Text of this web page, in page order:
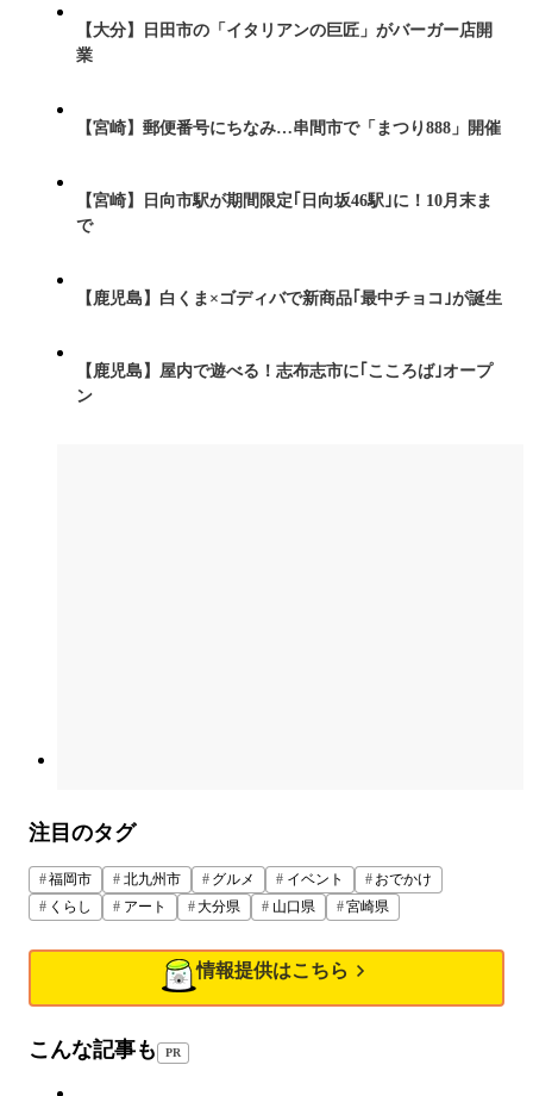
【大分】日田市の「イタリアンの巨匠」がバーガー店開
業
【宮崎】郵便番号にちなみ…串間市で「まつり888」開催
【宮崎】日向市駅が期間限定｢日向坂46駅｣に！10月末ま
で
【鹿児島】白くま×ゴディバで新商品｢最中チョコ｣が誕生
【鹿児島】屋内で遊べる！志布志市に｢こころば｣オープ
ン
注目のタグ
福岡市 北九州市 グルメ イベント
おでかけ
くらし
アート 大分県 山口県 宮崎県
情報提供はこちら
こんな記事も PR